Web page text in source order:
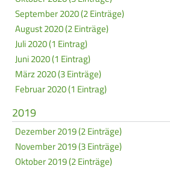
September 2020 (2 Einträge)
August 2020 (2 Einträge)
Juli 2020 (1 Eintrag)
Juni 2020 (1 Eintrag)
März 2020 (3 Einträge)
Februar 2020 (1 Eintrag)
2019
Dezember 2019 (2 Einträge)
November 2019 (3 Einträge)
Oktober 2019 (2 Einträge)